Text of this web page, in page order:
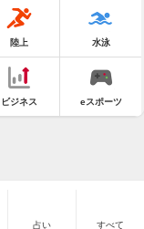
陸上 水泳
ビジネス eスポーツ
占い すべて